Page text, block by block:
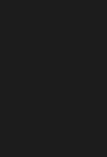
– κινούμενες